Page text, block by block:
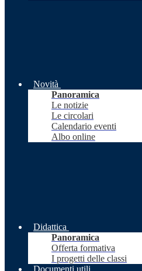
Novità
Panoramica
Le notizie
Le circolari
Calendario eventi
Albo online
Didattica
Panoramica
Offerta formativa
I progetti delle classi